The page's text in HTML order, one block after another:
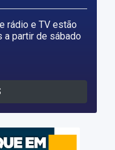
rádio e TV estão
a partir de sábado